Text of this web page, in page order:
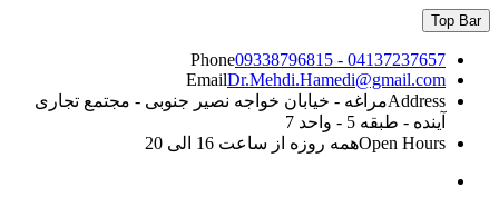
Skip
to
content
Top Bar
Phone09338796815 - 04137237657
EmailDr.Mehdi.Hamedi@gmail.com
Addressمراغه - خیابان خواجه نصیر جنوبی - مجتمع تجاری
آینده - طبقه 5 - واحد 7
Open Hoursهمه روزه از ساعت 16 الی 20